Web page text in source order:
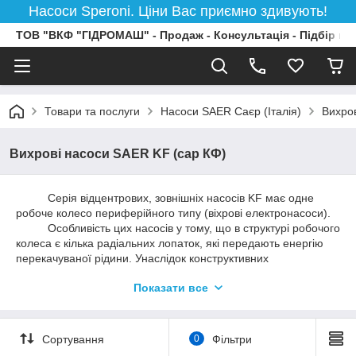
Насоси Speroni. Ціни Вас приємно здивують!
ТОВ "ВКФ "ГІДРОМАШ" - Продаж - Консультація - Підбір
Товари та послуги Насоси SAER Саєр (Італія)
Вихрові насоси SAER KF (сар КФ)
Серія відцентрових, зовнішніх насосів KF має одне
робоче колесо периферійного типу (віхрові електронасоси).
Особливість цих насосів у тому, що в структурі робочого
колеса є кілька радіальних лопаток, які передають енергію
перекачуваної рідини. Унаслідок конструктивних
рівномірність потоку та брак пульсацій, а також високий тиск і
Насоси цієї серії застосовуються для автоматичного
подавання води, для зрошення городів і садів (установлення
в місцях, які захищені від атмосферного впливу), для
Показати все
Сортування 0 Фільтри